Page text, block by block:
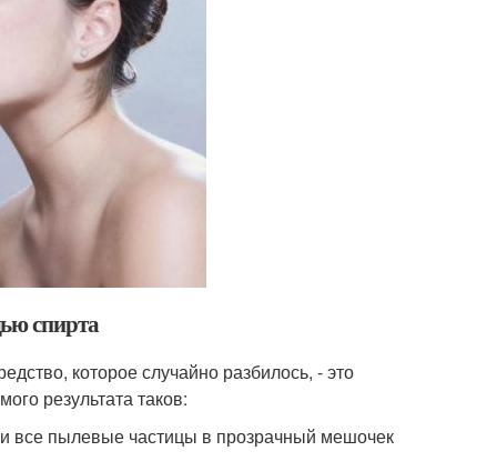
спирта
которое случайно разбилось, - это
результата таков:
и все пылевые частицы в прозрачный мешочек